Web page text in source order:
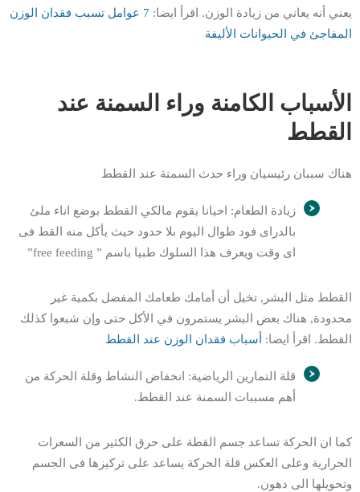
يعني أنه يعاني من زيادة الوزن. اقرأ ايضا:
7 عوامل تسبب فقدان الوزن
المفاجئ في الحيوانات الأليفة
الأسباب الكامنة وراء السمنة عند
القطط
هناك سببان رئيسيان وراء حدث السمنة عند القطط
زيادة الطعام: احيانا يقوم مالكي القطط بوضع اناء ملئ
بالدراى فود طوال اليوم بلا حدود حيث يأكل منه القط فى
اى وقت ويعرف هذا السلوك طبيا باسم ” free feeding”
القطط مثل البشر, تخيل أن أمامك طعامك المفضل بكمية غير
محدودة, هناك بعض البشر يستمرون في الأكل حتى وإن شبعوا كذلك
القطط. اقرأ ايضا:
أسباب فقدان الوزن عند القطط
قلة التمارين الرياضية: انخفاض النشاط وقلة الحركة من
أهم مسببات السمنة عند القطط.
كما ان الحركة تساعد جسم القطة على حرق الكثير من السعرات
الحرارية وعلى العكس قلة الحركة يساعد على تركيزها فى الجسم
وتحويلها الى دهون.